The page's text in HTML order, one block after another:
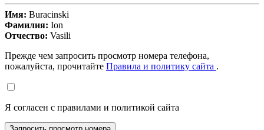
Имя: Buracinski
Фамилия: Ion
Отчество: Vasili
Прежде чем запросить просмотр номера телефона,
пожалуйста, прочитайте Правила и политику сайта .
Я согласен с правилами и политикой сайта